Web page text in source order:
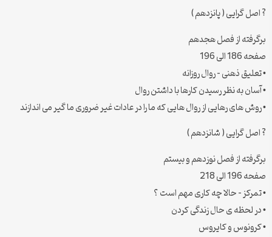
? اصل گرایی ( پانزدهم )
برگرفته از فصل هجدهم
صفحه 186 الی 196
• تعلیق ذهنی – روال روزانه
• آسان به نظر رسیدن کارها با داشتن روال
• روش های رهایی از روال هایی که ما را در عادات غیر ضروری ما گیر می اندازند
? اصل گرایی ( شانزدهم )
برگرفته از فصل نوزدهم و بیستم
صفحه 196 الی 218
• تمرکز – حالا چه کاری مهم است ؟
• در لحظه ی حال زندگی کردن
• کرونوس و کایروس